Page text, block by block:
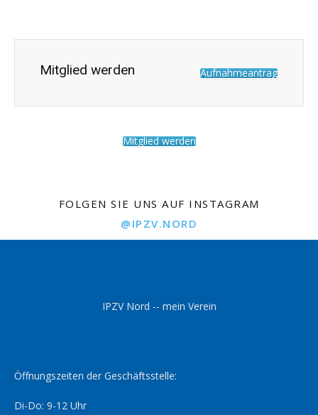
Mitglied werden Aufnahmeantrag
Mitglied werden
FOLGEN SIE UNS AUF INSTAGRAM
@IPZV.NORD
IPZV Nord -- mein Verein
Öffnungszeiten der Geschäftsstelle:
Di-Do: 9-12 Uhr